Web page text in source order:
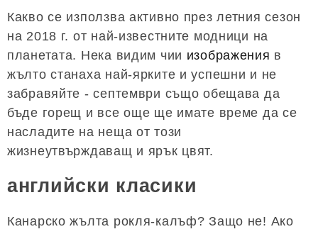
Какво се използва активно през летния сезон
на 2018 г. от най-известните модници на
планетата. Нека видим чии изображения в
жълто станаха най-ярките и успешни и не
забравяйте - септември също обещава да
бъде горещ и все още ще имате време да се
насладите на неща от този
жизнеутвърждаващ и ярък цвят.
английски класики
Канарско жълта рокля-калъф? Защо не! Ако